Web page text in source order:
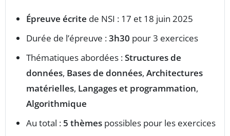
Épreuve écrite de NSI : 17 et 18 juin 2025
Durée de l’épreuve :3h30 pour 3 exercices
Thématiques abordées :Structures de
données, Bases de données, Architectures
matérielles, Langages et programmation,
Algorithmique
Au total : 5 thèmes possibles pour les exercices